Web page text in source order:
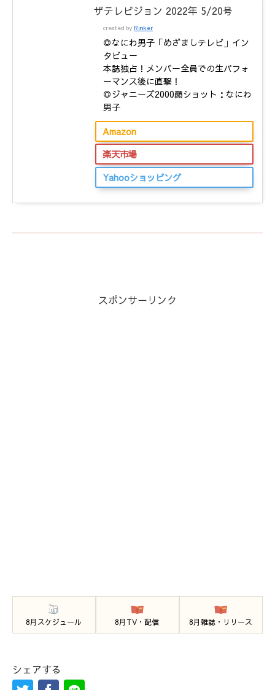
ザテレビジョン 2022年 5/20号
created by Rinker
◎なにわ男子「めざましテレビ」イン
タビュー
本誌独占！メンバー全員での生パフォ
ーマンス後に直撃！
◎ジャニーズ2000顔ショット：なにわ
男子
Amazon
楽天市場
Yahooショッピング
スポンサーリンク
8月スケジュール 8月TV・配信 8月雑誌・リリース
シェアする